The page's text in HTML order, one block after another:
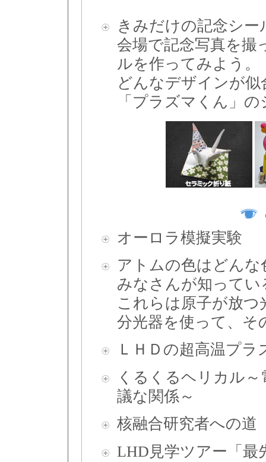
きみだけの記念シ
会場で記念写真を撮
ルを作ってみよう。
どんなデザインが
「プラズマくん」
オーロラ模擬実験
アトムの色はどんな
みなさんが知ってい
これらは原子が放
分光器を使って、そ
ＬＨＤの超高温プラ
くるくるヘリカル
議な関係～
核融合研究者への道
LHD見学ツアー「最